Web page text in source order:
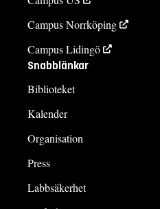
Campus Norrköping
Campus Lidingö
Snabblänkar
Biblioteket
Kalender
Organisation
Press
Labbsäkerhet